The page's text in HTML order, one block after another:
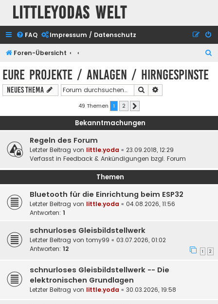
Littleyodas Welt
FAQ Impressum / Datenschutz
Foren-Übersicht
Eure Projekte / Anlagen / Hirngespinste
Neues Thema Suche
49 Themen 1 2
Bekanntmachungen
Regeln des Forum
Letzter Beitrag von little.yoda « 23.09.2018, 12:29
Verfasst in Feedback & Ankündigungen bzgl. Forum
Themen
Bluetooth für die Einrichtung beim ESP32
Letzter Beitrag von little.yoda « 04.08.2026, 11:56
Antworten: 1
schnurloses Gleisbildstellwerk
Letzter Beitrag von tomy99 « 03.07.2026, 01:02
Antworten: 12 1 2
schnurloses Gleisbildstellwerk -- Die
elektronischen Grundlagen
Letzter Beitrag von little.yoda « 30.03.2026, 19:58